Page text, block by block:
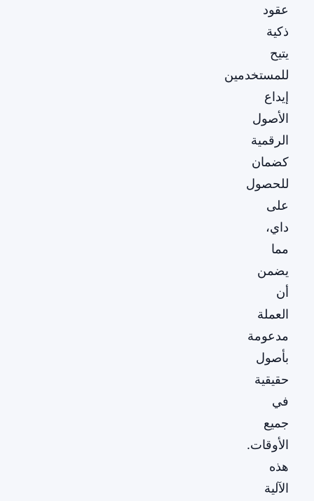
عقود
ذكية
يتيح
للمستخدمين
إيداع
الأصول
الرقمية
كضمان
للحصول
على
داي،
مما
يضمن
أن
العملة
مدعومة
بأصول
حقيقية
في
جميع
الأوقات.
هذه
الآلية